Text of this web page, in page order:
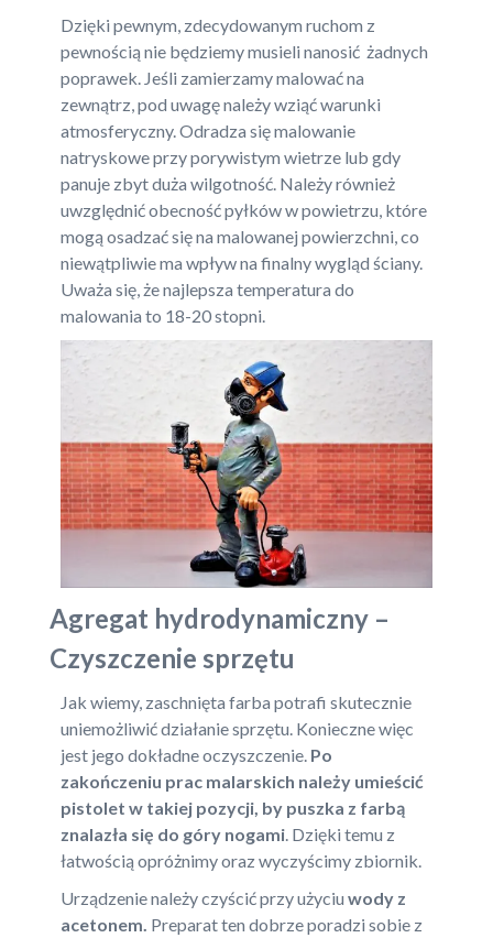
Dzięki pewnym, zdecydowanym ruchom z
pewnością nie będziemy musieli nanosić żadnych
poprawek. Jeśli zamierzamy malować na
zewnątrz, pod uwagę należy wziąć warunki
atmosferyczny. Odradza się malowanie
natryskowe przy porywistym wietrze lub gdy
panuje zbyt duża wilgotność. Należy również
uwzględnić obecność pyłków w powietrzu, które
mogą osadzać się na malowanej powierzchni, co
niewątpliwie ma wpływ na finalny wygląd ściany.
Uważa się, że najlepsza temperatura do
malowania to 18-20 stopni.
Agregat hydrodynamiczny –
Czyszczenie sprzętu
Jak wiemy, zaschnięta farba potrafi skutecznie
uniemożliwić działanie sprzętu. Konieczne więc
jest jego dokładne oczyszczenie. Po
zakończeniu prac malarskich należy umieścić
pistolet w takiej pozycji, by puszka z farbą
znalazła się do góry nogami . Dzięki temu z
łatwością opróżnimy oraz wyczyścimy zbiornik.
Urządzenie należy czyścić przy użyciu wody z
acetonem. Preparat ten dobrze poradzi sobie z